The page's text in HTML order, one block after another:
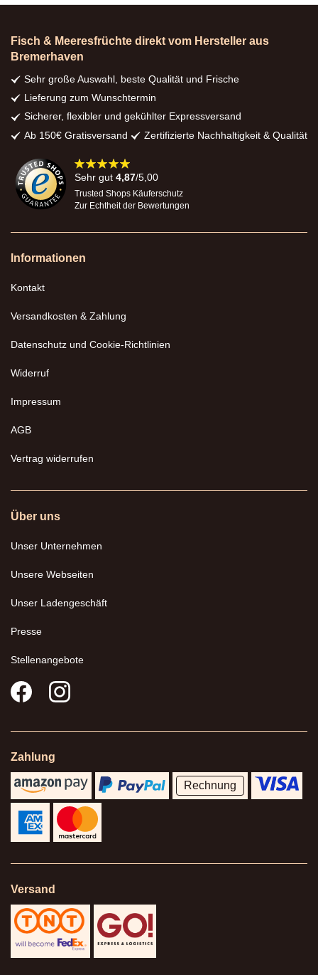
Fisch & Meeresfrüchte direkt vom Hersteller aus
Bremerhaven
Sehr große Auswahl, beste Qualität und Frische
Lieferung zum Wunschtermin
Sicherer, flexibler und gekühlter Expressversand
Ab 150€ Gratisversand
Zertifizierte Nachhaltigkeit & Qualität
98%
Sehr gut 4,87/5,00
Trusted Shops Käuferschutz
Zur Echtheit der Bewertungen
Informationen
Kontakt
Versandkosten & Zahlung
Datenschutz und Cookie-Richtlinien
Widerruf
Impressum
AGB
Vertrag widerrufen
Über uns
Unser Unternehmen
Unsere Webseiten
Unser Ladengeschäft
Presse
Stellenangebote
Zahlung
Rechnung
Versand